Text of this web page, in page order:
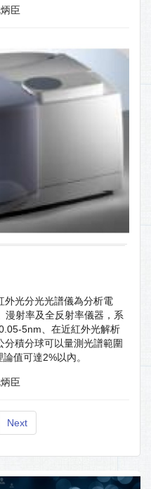
臣
外光分光光譜儀為分析電
漫射率及全反射率儀器，系
5nm、在近紅外光解析
分積分球可以量測光譜範圍
值可達2%以內。
臣
Next